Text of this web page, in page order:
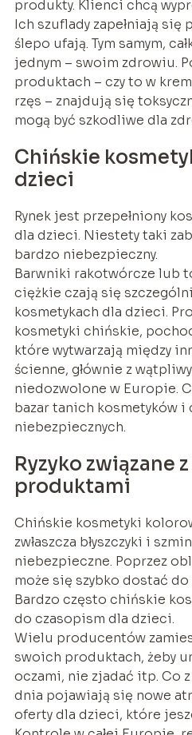
produkty. Klienci chcą
Ich szuflady zapełniają
ślepo ufają. Tym samym,
jednym – swoim zdrowiu.
produktach – czy to w
rzęs – znajdują się
mogą być szkodliwe dla
Chińskie
dzieci
Rynek jest przepełniony
dla dzieci. Niestety taki
bardzo niebezpieczny.
Barwniki rakotwórcze lub
ciężkie czają się
kosmetykach dla dzieci.
kosmetyki chińskie,
które wytwarzają między
ścienne, głównie z
niedozwolone w Europie.
bazar tanich kosmetyków i
niebezpiecznych.
Ryzyko związane
produktami
Chińskie kosmetyki
zwłaszcza błyszczyki i
niebezpieczne. Poprzez
może się szybko dostać
Bardzo często chińskie
do czasopism dla dzieci.
Wielu producentów
swoich produktach, żeby
oczami, nie zjadać itp. Co
dnia pojawiają się nowe
oferty dla dzieci, które